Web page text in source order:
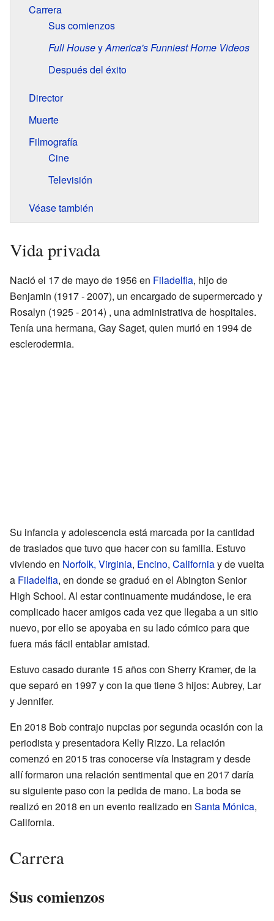
Carrera
Sus comienzos
Full HouseyAmerica's Funniest Home Videos
Después del éxito
Director
Muerte
Filmografía
Cine
Televisión
Véase también
Vida privada
Nació el 17 de mayo de 1956 en Filadelfia, hijo de
Benjamin (1917 - 2007), un encargado de supermercado y
Rosalyn (1925 - 2014) , una administrativa de hospitales.
Tenía una hermana, Gay Saget, quien murió en 1994 de
esclerodermia.
Su infancia y adolescencia está marcada por la cantidad
de traslados que tuvo que hacer con su familia. Estuvo
viviendo en Norfolk, Virginia, Encino, Californiay de vuelta
a Filadelfia, en donde se graduó en el Abington Senior
High School. Al estar continuamente mudándose, le era
complicado hacer amigos cada vez que llegaba a un sitio
nuevo, por ello se apoyaba en su lado cómico para que
fuera más fácil entablar amistad.
Estuvo casado durante 15 años con Sherry Kramer, de la
que separó en 1997 y con la que tiene 3 hijos: Aubrey, Lar
y Jennifer.
En 2018 Bob contrajo nupcias por segunda ocasión con la
periodista y presentadora Kelly Rizzo. La relación
comenzó en 2015 tras conocerse vía Instagram y desde
allí formaron una relación sentimental que en 2017 daría
su siguiente paso con la pedida de mano. La boda se
realizó en 2018 en un evento realizado en Santa Mónica,
California.
Carrera
Sus comienzos